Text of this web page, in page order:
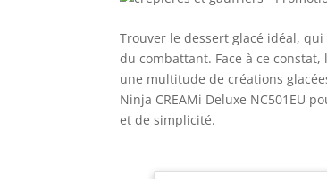
Trouver le dessert glacé idéal,
du combattant. Face à ce
une multitude de créations
Ninja CREAMi Deluxe NC501EU
et de simplicité.